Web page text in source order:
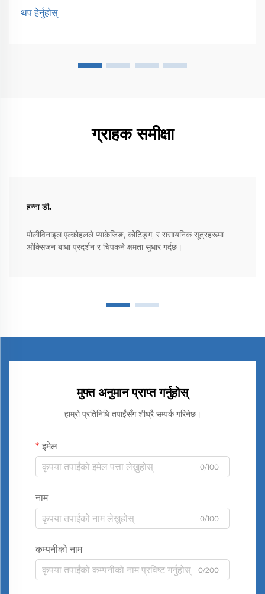
प्रतिरोधी बहुलक उत्पादन गर्छ...
थप हेर्नुहोस्
ग्राहक समीक्षा
हन्ना डी.
पोलीविनाइल एल्कोहलले प्याकेजिङ, कोटिङ्ग, र रासायनिक सूत्रहरूमा
ओक्सिजन बाधा प्रदर्शन र चिपकने क्षमता सुधार गर्दछ।
मुफ्त अनुमान प्राप्त गर्नुहोस्
हाम्रो प्रतिनिधि तपाईंसँग शीघ्रै सम्पर्क गरिनेछ।
इमेल
0/100
नाम
0/100
कम्पनीको नाम
0/200